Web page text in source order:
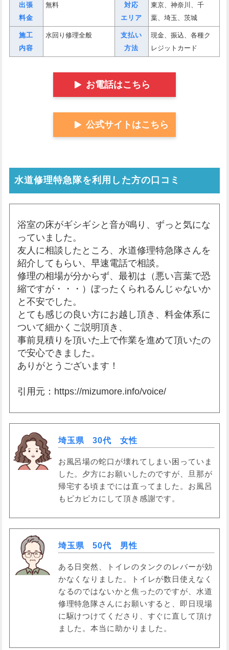
出張
料金
無料
対応
エリア
東京、神奈川、千
葉、埼玉、茨城
施工
内容
水回り修理全般
支払い
方法
現金、振込、各種ク
レジットカード
お電話はこちら
公式サイトはこちら
水道修理特急隊を利用した方の口コミ
浴室の床がギシギシと音が鳴り、ずっと気にな
っていました。
友人に相談したところ、水道修理特急隊さんを
紹介してもらい、早速電話で相談。
修理の相場が分からず、最初は（悪い言葉で恐
縮ですが・・・）ぼったくられるんじゃないか
と不安でした。
とても感じの良い方にお越し頂き、料金体系に
ついて細かくご説明頂き、
事前見積りを頂いた上で作業を進めて頂いたの
で安心できました。
ありがとうございます！
引用元：https://mizumore.info/voice/
埼玉県 30代 女性
お風呂場の蛇口が壊れてしまい困っていま
した。夕方にお願いしたのですが、旦那が
帰宅する頃までには直ってました。お風呂
もピカピカにして頂き感謝です。
埼玉県 50代 男性
ある日突然、トイレのタンクのレバーが効
かなくなりました。トイレが数日使えなく
なるのではないかと焦ったのですが、水道
修理特急隊さんにお願いすると、即日現場
に駆けつけてくださり、すぐに直して頂け
ました。本当に助かりました。